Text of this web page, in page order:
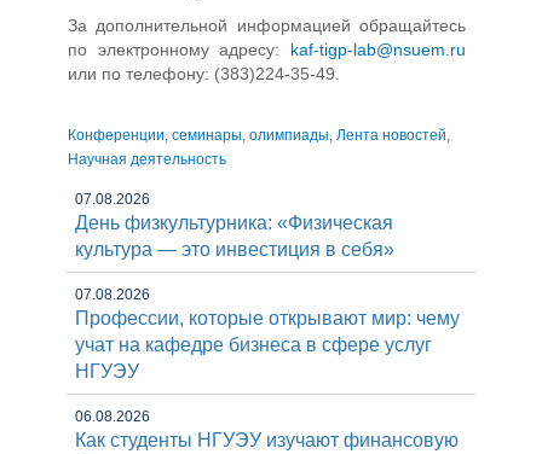
За дополнительной информацией обращайтесь
по электронному адресу: kaf-tigp-lab@nsuem.ru
или по телефону: (383)224-35-49.
Конференции, семинары, олимпиады Лента новостей
Научная деятельность
07.08.2026
День физкультурника: «Физическая
культура — это инвестиция в себя»
07.08.2026
Профессии, которые открывают мир: чему
учат на кафедре бизнеса в сфере услуг
НГУЭУ
06.08.2026
Как студенты НГУЭУ изучают финансовую